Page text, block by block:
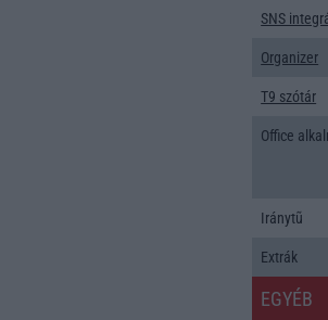
SNS
Organizer
T9 szótár
Office
Iránytũ
Extrák
EGYÉB